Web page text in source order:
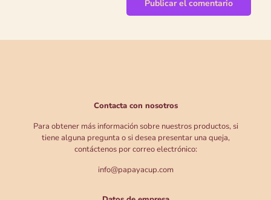
Contacta con nosotros
Para obtener más información sobre nuestros productos, si
tiene alguna pregunta o si desea presentar una queja,
contáctenos por correo electrónico:
info@papayacup.com